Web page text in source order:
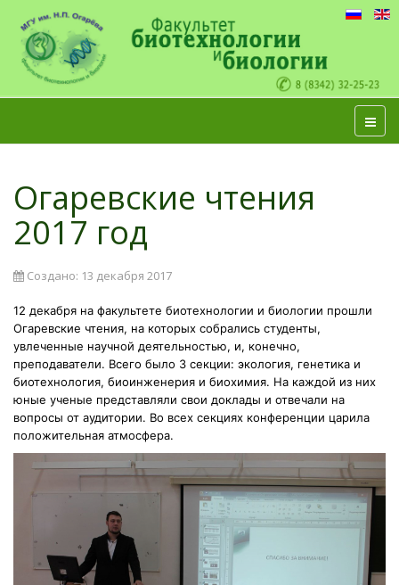
Огаревские чтения
2017 год
Создано: 13 декабря 2017
12 декабря на факультете биотехнологии и биологии прошли
Огаревские чтения, на которых собрались студенты,
увлеченные научной деятельностью, и, конечно,
преподаватели. Всего было 3 секции: экология, генетика и
биотехнология, биоинженерия и биохимия. На каждой из них
юные ученые представляли свои доклады и отвечали на
вопросы от аудитории. Во всех секциях конференции царила
положительная атмосфера.